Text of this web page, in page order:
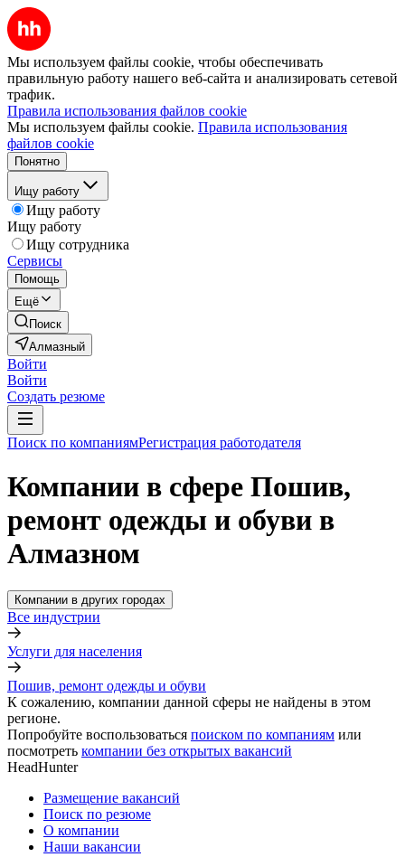
Мы используем файлы cookie, чтобы обеспечивать
правильную работу нашего веб-сайта и анализировать сетевой
трафик.
Правила использования файлов cookie
Мы используем файлы cookie. Правила использования
файлов cookie
Понятно
Ищу работу
Ищу работу
Ищу работу
Ищу сотрудника
Сервисы
Помощь
Ещё
Поиск
Алмазный
Войти
Войти
Создать резюме
Поиск по компаниямРегистрация работодателя
Компании в сфере Пошив,
ремонт одежды и обуви в
Алмазном
Компании в других городах
Все индустрии
Услуги для населения
Пошив, ремонт одежды и обуви
К сожалению, компании данной сферы не найдены в этом
регионе.
Попробуйте воспользоваться поиском по компаниям или
посмотреть компании без открытых вакансий
HeadHunter
Размещение вакансий
Поиск по резюме
О компании
Наши вакансии